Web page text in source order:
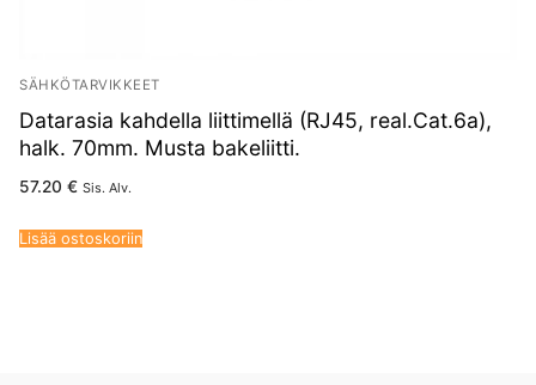
SÄHKÖTARVIKKEET
Datarasia kahdella liittimellä (RJ45, real.Cat.6a),
halk. 70mm. Musta bakeliitti.
57.20 € Sis. Alv.
Lisää ostoskoriin